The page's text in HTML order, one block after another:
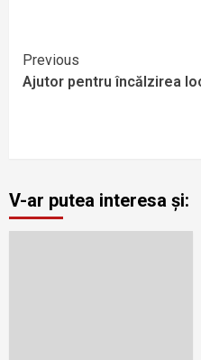
Previous
Ajutor pentru încălzirea
V-ar putea interesa și: